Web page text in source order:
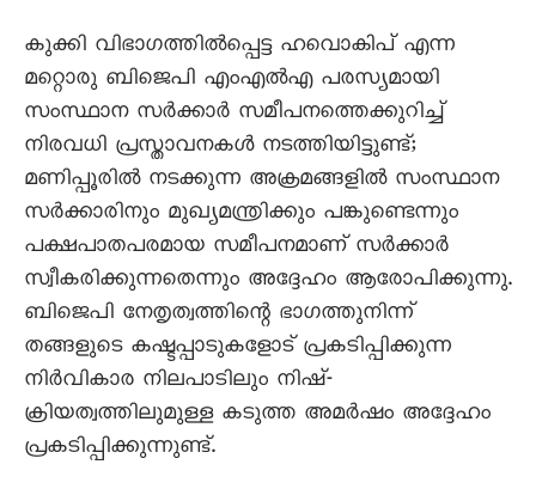
കുക്കി വിഭാഗത്തിൽപ്പെട്ട ഹവൊകിപ് എന്ന
മറ്റൊരു ബിജെപി എംഎൽഎ പരസ്യമായി
സംസ്ഥാന സർക്കാർ സമീപനത്തെക്കുറിച്ച്
നിരവധി പ്രസ്താവനകൾ നടത്തിയിട്ടുണ്ട്;
മണിപ്പൂരിൽ നടക്കുന്ന അക്രമങ്ങളിൽ സംസ്ഥാന
സർക്കാരിനും മുഖ്യമന്ത്രിക്കും പങ്കുണ്ടെന്നും
പക്ഷപാതപരമായ സമീപനമാണ് സർക്കാർ
സ്വീകരിക്കുന്നതെന്നും അദ്ദേഹം ആരോപിക്കുന്നു.
ബിജെപി നേതൃത്വത്തിന്റെ ഭാഗത്തുനിന്ന്
തങ്ങളുടെ കഷ്ടപ്പാടുകളോട് പ്രകടിപ്പിക്കുന്ന
നിർവികാര നിലപാടിലും നിഷ്-
ക്രിയത്വത്തിലുമുള്ള കടുത്ത അമർഷം അദ്ദേഹം
പ്രകടിപ്പിക്കുന്നുണ്ട്.